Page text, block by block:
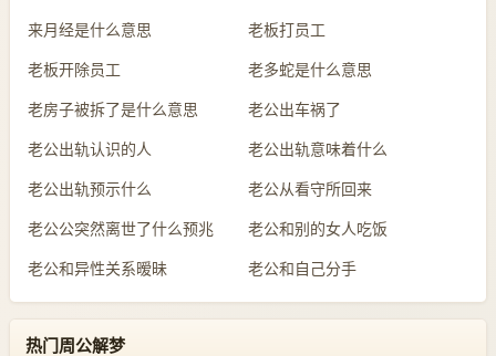
来月经是什么意思 老板打员工
老板开除员工 老多蛇是什么意思
老房子被拆了是什么意思 老公出车祸了
老公出轨认识的人 老公出轨意味着什么
老公出轨预示什么 老公从看守所回来
老公公突然离世了什么预兆 老公和别的女人吃饭
老公和异性关系暧昧 老公和自己分手
热门周公解梦